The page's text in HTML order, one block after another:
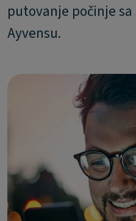
putovanje počinje
Ayvensu.